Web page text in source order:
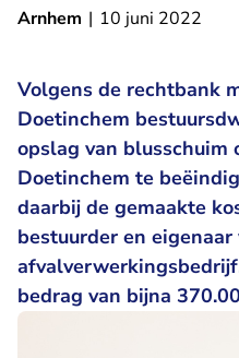
Arnhem | 10 juni 2022
Volgens de rechtbank
Doetinchem
opslag van blusschuim
Doetinchem te
daarbij de gemaakte
bestuurder en eigenaar
bedrag van bijna